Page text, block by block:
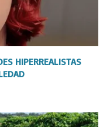
HIPERREALISTAS